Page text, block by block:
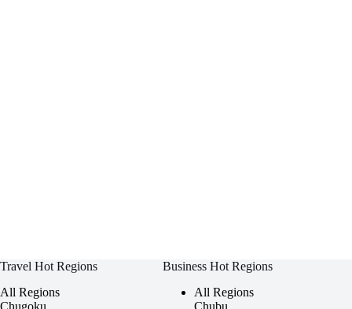
Travel Hot Regions
All Regions
Business Hot Regions
All Regions